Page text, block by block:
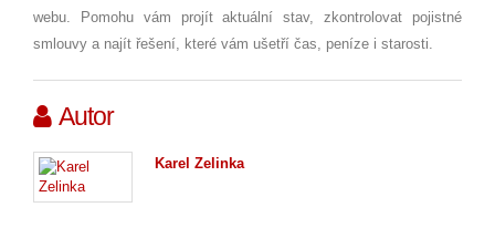
webu. Pomohu vám projít aktuální stav, zkontrolovat pojistné
smlouvy a najít řešení, které vám ušetří čas, peníze i starosti.
Autor
Karel Zelinka